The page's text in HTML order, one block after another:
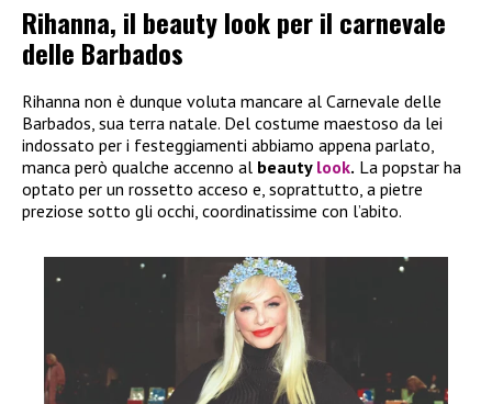
Rihanna, il beauty look per il carnevale
delle Barbados
Rihanna non è dunque voluta mancare al Carnevale delle
Barbados, sua terra natale. Del costume maestoso da lei
indossato per i festeggiamenti abbiamo appena parlato,
manca però qualche accenno al beauty look. La popstar ha
optato per un rossetto acceso e, soprattutto, a pietre
preziose sotto gli occhi, coordinatissime con l’abito.